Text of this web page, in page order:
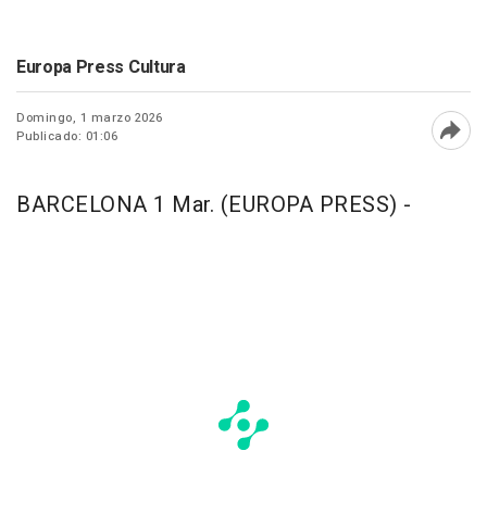
Europa Press Cultura
Domingo, 1 marzo 2026
Publicado: 01:06
BARCELONA 1 Mar. (EUROPA PRESS) -